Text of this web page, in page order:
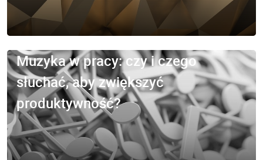
Muzyka w pracy: czy i czego
słuchać, aby zwiększyć
produktywność?